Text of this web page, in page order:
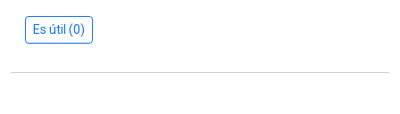
Es útil (0)